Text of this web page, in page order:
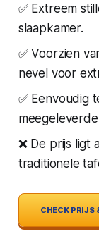
✅ Extreem
slaapkamer.
✅ Voorzien
nevel voor
✅ Eenvoudig
❌ De prijs ligt
traditionele
CHECK PRIJS